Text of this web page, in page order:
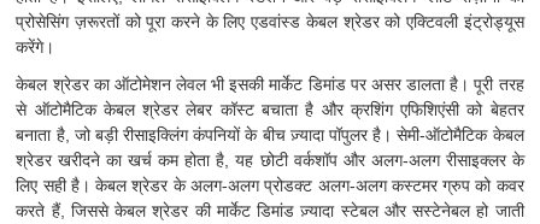
प्रोसेसिंग ज़रूरतों को पूरा करने के लिए एडवांस्ड केबल श्रेडर को एक्टिवली इंट्रोड्यूस
करेंगे।
केबल श्रेडर का ऑटोमेशन लेवल भी इसकी मार्केट डिमांड पर असर डालता है। पूरी तरह
से ऑटोमैटिक केबल श्रेडर लेबर कॉस्ट बचाता है और क्रशिंग एफिशिएंसी को बेहतर
बनाता है, जो बड़ी रीसाइक्लिंग कंपनियों के बीच ज़्यादा पॉपुलर है। सेमी-ऑटोमैटिक केबल
श्रेडर खरीदने का खर्च कम होता है, यह छोटी वर्कशॉप और अलग-अलग रीसाइक्लर के
लिए सही है। केबल श्रेडर के अलग-अलग प्रोडक्ट अलग-अलग कस्टमर ग्रुप को कवर
करते हैं, जिससे केबल श्रेडर की मार्केट डिमांड ज़्यादा स्टेबल और सस्टेनेबल हो जाती